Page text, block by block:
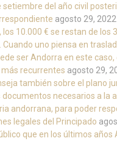
setiembre del año civil
agosto 29, 2022
los 10.000 € se restan de los
uno piensa en
ser Andorra en este caso,
más recurrentes agosto 29,
también sobre el plano
documentos necesarios a la
andorrana, para poder
legales del Principado
que en los últimos años